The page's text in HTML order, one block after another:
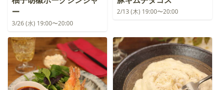
ー
3/26 (水) 19:00〜20:00
2/13 (木) 19:00〜20:00